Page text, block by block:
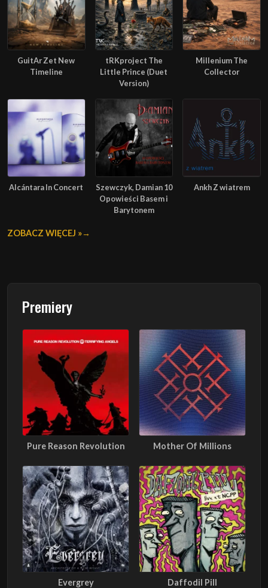
GuitAr Zet New
Timeline
tRKproject The
Little Prince (Duet
Version)
Millenium The
Collector
Alcántara In Concert
Szewczyk, Damian 10
Opowieści Basem i
Barytonem
Ankh Z wiatrem
ZOBACZ WIĘCEJ »
Premiery
Pure Reason Revolution Mother Of Millions
Evergrey Daffodil Pill